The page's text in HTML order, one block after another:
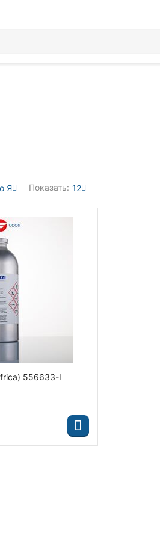
Я Показать: 12
556633-I